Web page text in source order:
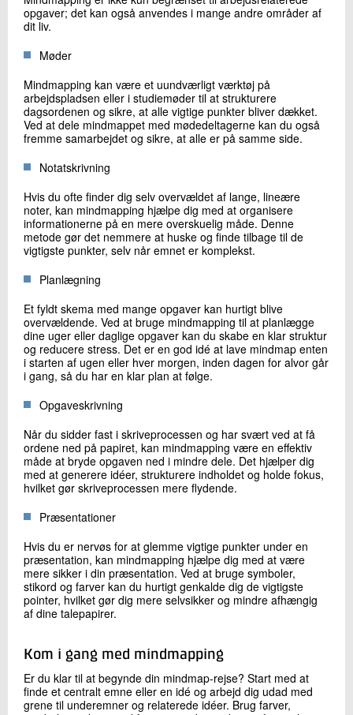
opgaver; det kan også anvendes i mange andre områder af
dit liv.
Møder
Mindmapping kan være et uundværligt værktøj på
arbejdspladsen eller i studiemøder til at strukturere
dagsordenen og sikre, at alle vigtige punkter bliver dækket.
Ved at dele mindmappet med mødedeltagerne kan du også
fremme samarbejdet og sikre, at alle er på samme side.
Notatskrivning
Hvis du ofte finder dig selv overvældet af lange, lineære
noter, kan mindmapping hjælpe dig med at organisere
informationerne på en mere overskuelig måde. Denne
metode gør det nemmere at huske og finde tilbage til de
vigtigste punkter, selv når emnet er komplekst.
Planlægning
Et fyldt skema med mange opgaver kan hurtigt blive
overvældende. Ved at bruge mindmapping til at planlægge
dine uger eller daglige opgaver kan du skabe en klar struktur
og reducere stress. Det er en god idé at lave mindmap enten
i starten af ugen eller hver morgen, inden dagen for alvor går
i gang, så du har en klar plan at følge.
Opgaveskrivning
Når du sidder fast i skriveprocessen og har svært ved at få
ordene ned på papiret, kan mindmapping være en effektiv
måde at bryde opgaven ned i mindre dele. Det hjælper dig
med at generere idéer, strukturere indholdet og holde fokus,
hvilket gør skriveprocessen mere flydende.
Præsentationer
Hvis du er nervøs for at glemme vigtige punkter under en
præsentation, kan mindmapping hjælpe dig med at være
mere sikker i din præsentation. Ved at bruge symboler,
stikord og farver kan du hurtigt genkalde dig de vigtigste
pointer, hvilket gør dig mere selvsikker og mindre afhængig
af dine talepapirer.
Kom i gang med mindmapping
Er du klar til at begynde din mindmap-rejse? Start med at
finde et centralt emne eller en idé og arbejd dig udad med
grene til underemner og relaterede idéer. Brug farver,